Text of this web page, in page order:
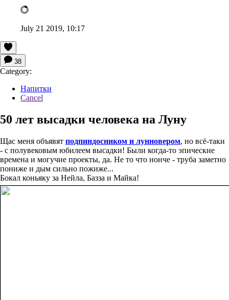
July 21 2019, 10:17
38
Category:
Напитки
Cancel
50 лет высадки человека на Луну
Щас меня объявят подпиндосником и лунновером, но всё-таки
- с полувековым юбилеем высадки! Были когда-то эпические
времена и могучие проекты, да. Не то что нонче - труба заметно
пониже и дым сильно пожиже...
Бокал коньяку за Нейла, Базза и Майка!